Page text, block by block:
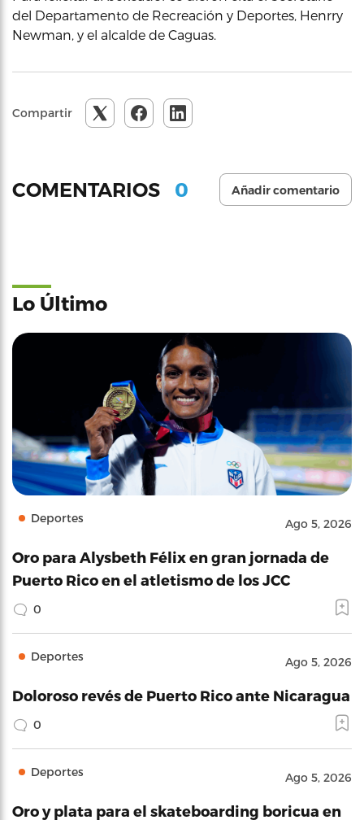
del Departamento de Recreación y Deportes, Henrry
Newman, y el alcalde de Caguas.
Compartir
COMENTARIOS 0 Añadir comentario
Lo Último
Deportes Ago 5, 2026
Oro para Alysbeth Félix en gran jornada de
Puerto Rico en el atletismo de los JCC
0
Deportes Ago 5, 2026
Doloroso revés de Puerto Rico ante Nicaragua
0
Deportes Ago 5, 2026
Oro y plata para el skateboarding boricua en